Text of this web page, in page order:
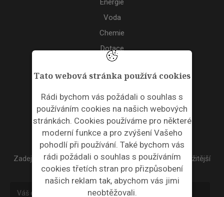
Tato webová stránka používá cookies
Rádi bychom vás požádali o souhlas s
používáním cookies na našich webových
stránkách. Cookies používáme pro některé
moderní funkce a pro zvýšení Vašeho
pohodlí při používání. Také bychom vás
rádi požádali o souhlas s používáním
cookies třetích stran pro přizpůsobení
našich reklam tak, abychom vás jimi
neobtěžovali.
Energie
Voda
Chemie
Dotace
Akce
ODPADNÍ PLASTY
NEWSLETTER
Zadejte váš email a my Vám budeme zasílat ty nejdůležitější
informace, maximálně 1x týdně.